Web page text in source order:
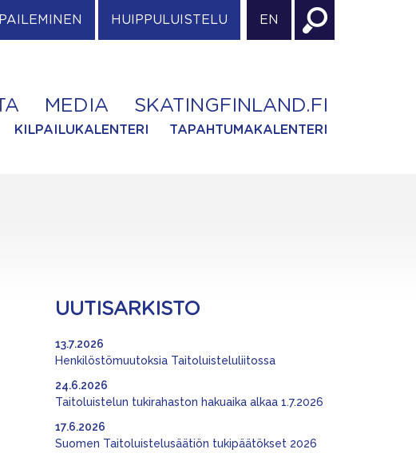
HUIPPULUISTELU EN
MEDIA SKATINGFINLAND.FI
KILPAILUKALENTERI TAPAHTUMAKALENTERI
UUTISARKISTO
Henkilöstömuutoksia Taitoluisteluliitossa
13.7.2026
Taitoluistelun tukirahaston hakuaika alkaa 1.7.2026
24.6.2026
Suomen Taitoluistelusäätiön tukipäätökset 2026
17.6.2026